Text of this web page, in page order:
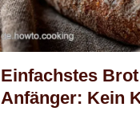
Einfachstes
Anfänger: Kein